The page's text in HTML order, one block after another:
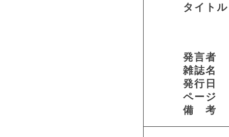
タイトル
発言者
雑誌名
発行日
ページ
備 考